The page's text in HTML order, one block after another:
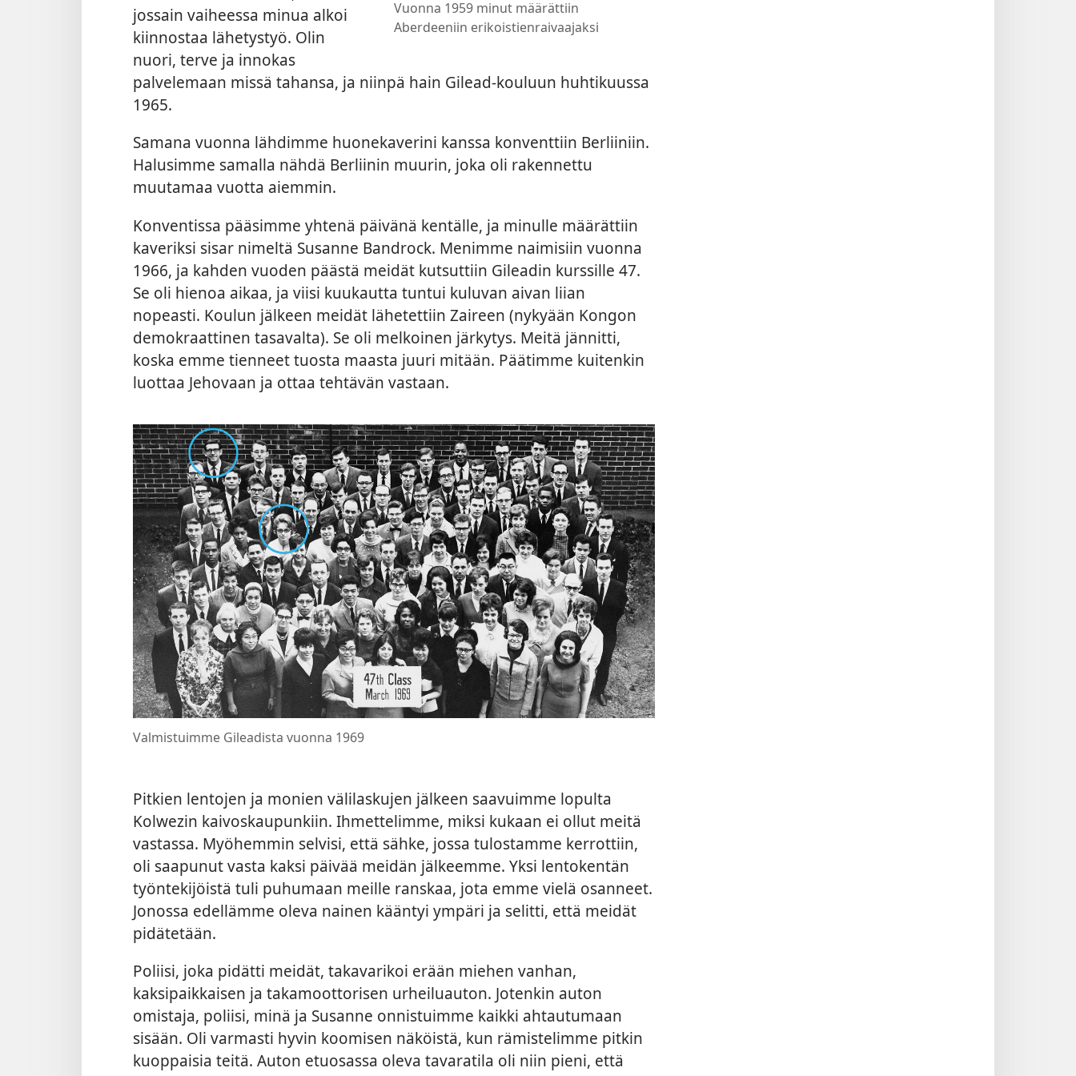
Vuonna 1959 minut määrättiin
Aberdeeniin erikoistienraivaajaksi
jossain vaiheessa minua alkoi
kiinnostaa lähetystyö. Olin
nuori, terve ja innokas
palvelemaan missä tahansa, ja niinpä hain Gilead-kouluun huhtikuussa
1965.
Samana vuonna lähdimme huonekaverini kanssa konventtiin Berliiniin.
Halusimme samalla nähdä Berliinin muurin, joka oli rakennettu
muutamaa vuotta aiemmin.
Konventissa pääsimme yhtenä päivänä kentälle, ja minulle määrättiin
kaveriksi sisar nimeltä Susanne Bandrock. Menimme naimisiin vuonna
1966, ja kahden vuoden päästä meidät kutsuttiin Gileadin kurssille 47.
Se oli hienoa aikaa, ja viisi kuukautta tuntui kuluvan aivan liian
nopeasti. Koulun jälkeen meidät lähetettiin Zaireen (nykyään Kongon
demokraattinen tasavalta). Se oli melkoinen järkytys. Meitä jännitti,
koska emme tienneet tuosta maasta juuri mitään. Päätimme kuitenkin
luottaa Jehovaan ja ottaa tehtävän vastaan.
Valmistuimme Gileadista vuonna 1969
Pitkien lentojen ja monien välilaskujen jälkeen saavuimme lopulta
Kolwezin kaivoskaupunkiin. Ihmettelimme, miksi kukaan ei ollut meitä
vastassa. Myöhemmin selvisi, että sähke, jossa tulostamme kerrottiin,
oli saapunut vasta kaksi päivää meidän jälkeemme. Yksi lentokentän
työntekijöistä tuli puhumaan meille ranskaa, jota emme vielä osanneet.
Jonossa edellämme oleva nainen kääntyi ympäri ja selitti, että meidät
pidätetään.
Poliisi, joka pidätti meidät, takavarikoi erään miehen vanhan,
kaksipaikkaisen ja takamoottorisen urheiluauton. Jotenkin auton
omistaja, poliisi, minä ja Susanne onnistuimme kaikki ahtautumaan
sisään. Oli varmasti hyvin koomisen näköistä, kun rämistelimme pitkin
kuoppaisia teitä. Auton etuosassa oleva tavaratila oli niin pieni, että